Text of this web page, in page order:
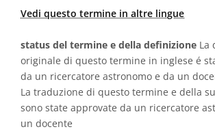
Vedi questo termine in altre lingue
status del termine e della definizione La
originale di questo termine in inglese é
da un ricercatore astronomo e da un
La traduzione di questo termine e della
sono state approvate da un ricercatore
un docente